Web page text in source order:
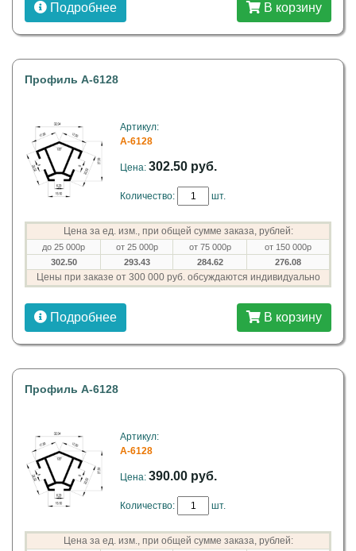
Подробнее В корзину
Профиль A-6128
Артикул:
A-6128
Цена: 302.50 руб.
Количество: шт.
Цена за ед. изм., при общей сумме заказа, рублей:
до 25 000р от 25 000р от 75 000р
от 150 000р
302.50
293.43 284.62 276.08
Цены при заказе от 300 000 руб. обсуждаются индивидуально
Подробнее В корзину
Профиль A-6128
Артикул:
A-6128
Цена: 390.00 руб.
Количество: шт.
Цена за ед. изм., при общей сумме заказа, рублей: